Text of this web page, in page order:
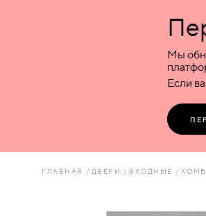
ПЛАСТИКОВЫЕ
КОМБИНИРОВАННЫЕ
Мы
Если
ГЛАВНАЯ ДВЕРИ ВХОДНЫЕ